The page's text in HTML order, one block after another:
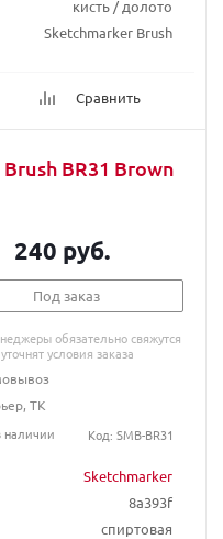
кисть / долото
Sketchmarker Brush
Сравнить
BR31 Brown
Sketchmarker
8a393f
спиртовая
240 руб.
Под заказ
обязательно свяжутся
условия заказа
ТК
наличии
Код: SMB-BR31